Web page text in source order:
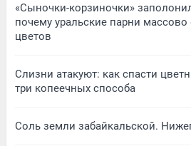
«Сыночки-корзиночки»
почему уральские парни
цветов
Слизни атакуют: как спасти
три копеечных способа
Соль земли забайкальской.